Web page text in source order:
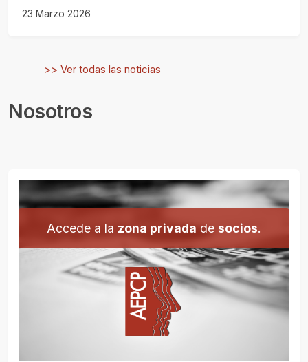
23 Marzo 2026
>> Ver todas las noticias
Nosotros
Accede a la zona privadade socios.